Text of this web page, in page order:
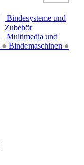
Bindesysteme und
Zubehör
● Bindemaschinen ●
Multimedia und